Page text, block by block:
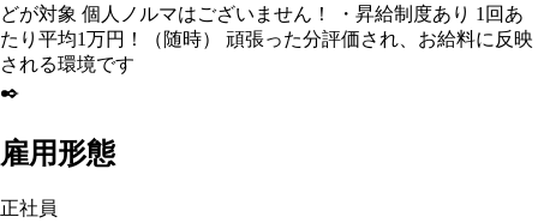
どが対象 個人ノルマはございません！ ・昇給制度あり 1回あ
たり平均1万円！（随時） 頑張った分評価され、お給料に反映
される環境です
✒️
雇用形態
正社員